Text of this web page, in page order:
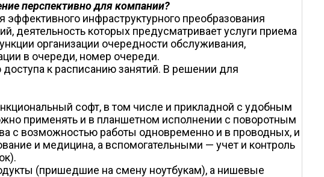
перспективно для компании?
инфраструктурного преобразования
деятельность которых предусматривает услуги приема
организации очередности обслуживания,
в очереди, номер очереди.
к расписанию занятий. В решении для
софт, в том числе и прикладной с удобным
применять и в планшетном исполнении с поворотным
с возможностью работы одновременно и в проводных, и
и медицина, а вспомогательными — учет и контроль
(пришедшие на смену ноутбукам), а нишевые